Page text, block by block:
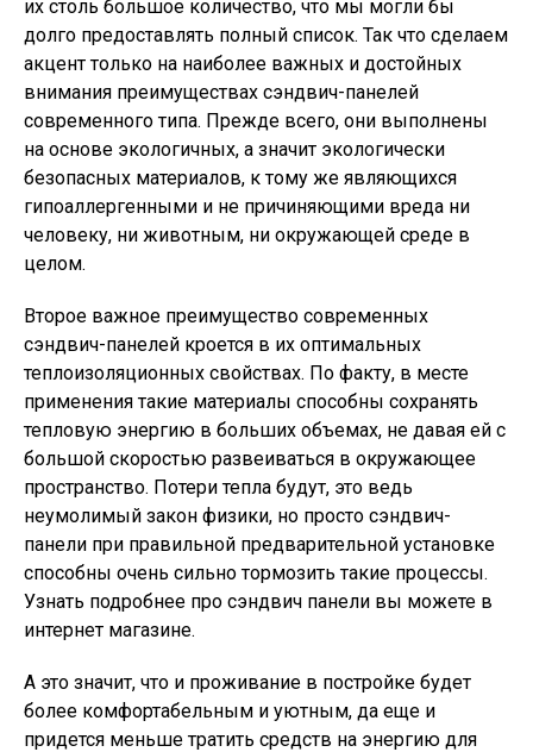
их столь большое количество, что мы могли бы
долго предоставлять полный список. Так что сделаем
акцент только на наиболее важных и достойных
внимания преимуществах сэндвич-панелей
современного типа. Прежде всего, они выполнены
на основе экологичных, а значит экологически
безопасных материалов, к тому же являющихся
гипоаллергенными и не причиняющими вреда ни
человеку, ни животным, ни окружающей среде в
целом.
Второе важное преимущество современных
сэндвич-панелей кроется в их оптимальных
теплоизоляционных свойствах. По факту, в месте
применения такие материалы способны сохранять
тепловую энергию в больших объемах, не давая ей с
большой скоростью развеиваться в окружающее
пространство. Потери тепла будут, это ведь
неумолимый закон физики, но просто сэндвич-
панели при правильной предварительной установке
способны очень сильно тормозить такие процессы.
Узнать подробнее про сэндвич панели вы можете в
интернет магазине.
А это значит, что и проживание в постройке будет
более комфортабельным и уютным, да еще и
придется меньше тратить средств на энергию для